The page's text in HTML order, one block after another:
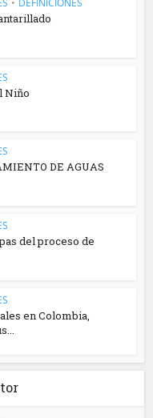
• DEFINICIONES
Niño
DE AGUAS
del proceso de
en Colombia,